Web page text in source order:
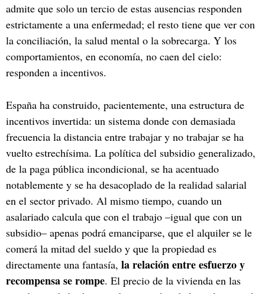
admite que solo un tercio de estas ausencias responden
estrictamente a una enfermedad; el resto tiene que ver con
la conciliación, la salud mental o la sobrecarga. Y los
comportamientos, en economía, no caen del cielo:
responden a incentivos.
España ha construido, pacientemente, una estructura de
incentivos invertida: un sistema donde con demasiada
frecuencia la distancia entre trabajar y no trabajar se ha
vuelto estrechísima. La política del subsidio generalizado,
de la paga pública incondicional, se ha acentuado
notablemente y se ha desacoplado de la realidad salarial
en el sector privado. Al mismo tiempo, cuando un
asalariado calcula que con el trabajo –igual que con un
subsidio– apenas podrá emanciparse, que el alquiler se le
comerá la mitad del sueldo y que la propiedad es
directamente una fantasía, la relación entre esfuerzo y
recompensa se rompe. El precio de la vivienda en las